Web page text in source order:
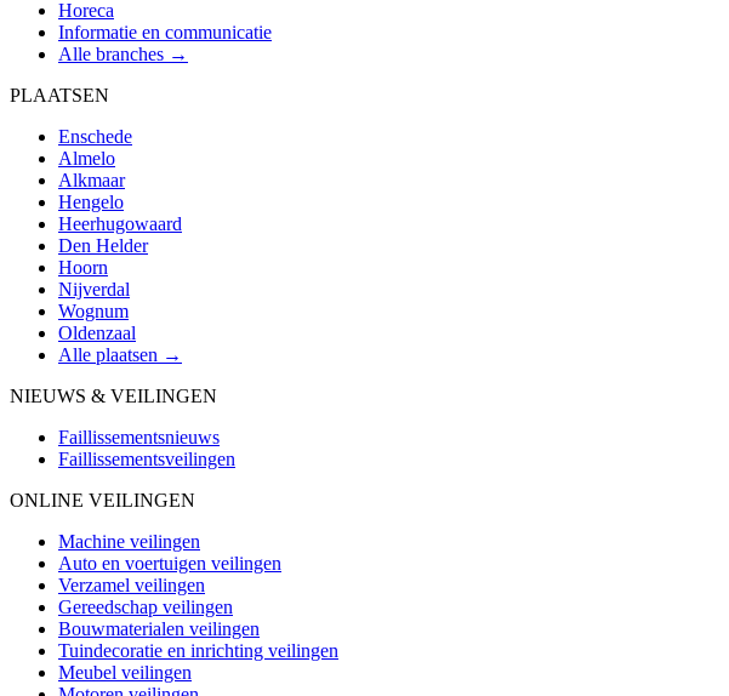
Horeca
Informatie en communicatie
Alle branches →
PLAATSEN
Enschede
Almelo
Alkmaar
Hengelo
Heerhugowaard
Den Helder
Hoorn
Nijverdal
Wognum
Oldenzaal
Alle plaatsen →
NIEUWS & VEILINGEN
Faillissementsnieuws
Faillissementsveilingen
ONLINE VEILINGEN
Machine veilingen
Auto en voertuigen veilingen
Verzamel veilingen
Gereedschap veilingen
Bouwmaterialen veilingen
Tuindecoratie en inrichting veilingen
Meubel veilingen